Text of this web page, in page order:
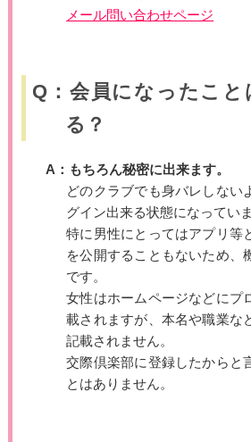
メール問い合わせページ
Q：会員になったこと
る？
A：もちろん秘密に出来ます。
どのクラブでも身バレしない
グイン出来る状態になっていま
特に男性にとってはアプリ等
を公開することもないため、
です。
女性はホームページなどにプ
載されますが、本名や職業な
記載されません。
交際倶楽部に登録したからと
とはありません。